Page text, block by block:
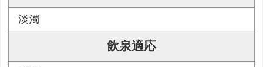
淡濁
飲泉適応